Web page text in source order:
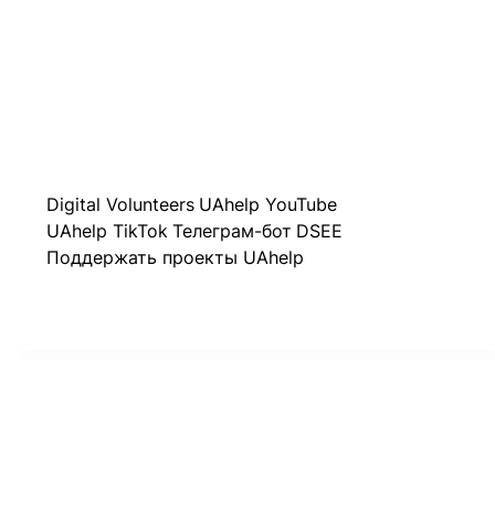
Digital Volunteers UAhelp YouTube
UAhelp TikTok Телеграм-бот DSEE
Поддержать проекты UAhelp